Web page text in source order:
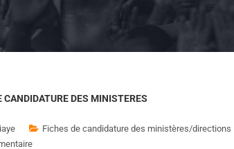
CANDIDATURE DES MINISTERES
Fiches de candidature des ministères/directions